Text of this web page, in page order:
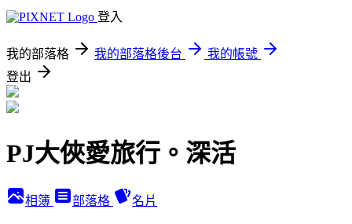
登入
我的部落格 我的部落格後台
我的帳號
登出
PJ大俠愛旅行。深活
相簿 部落格 名片